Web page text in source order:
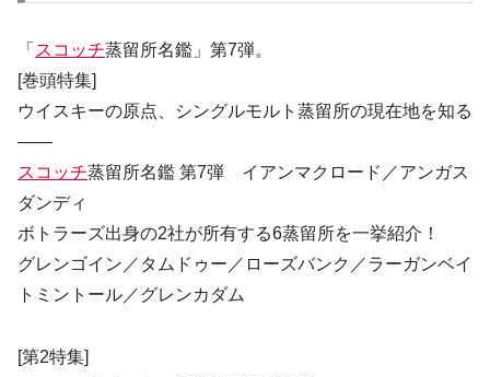
「 スコッチ蒸留所名鑑」第7弾。
[巻頭特集]
ウイスキーの原点、シングルモルト蒸留所の現在地を知る
――
スコッチ蒸留所名鑑 第7弾 イアンマクロード／アンガス
ダンディ
ボトラーズ出身の2社が所有する6蒸留所を一挙紹介！
グレンゴイン／タムドゥー／ローズバンク／ラーガンベイ
トミントール／グレンカダム
[第2特集]